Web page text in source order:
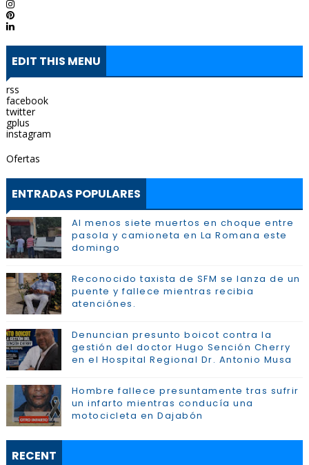
EDIT THIS MENU
rss
facebook
twitter
gplus
instagram
Ofertas
ENTRADAS POPULARES
Al menos siete muertos en choque entre
pasola y camioneta en La Romana este
domingo
Reconocido taxista de SFM se lanza de un
puente y fallece mientras recibia
atenciónes.
Denuncian presunto boicot contra la
gestión del doctor Hugo Sención Cherry
en el Hospital Regional Dr. Antonio Musa
Hombre fallece presuntamente tras sufrir
un infarto mientras conducía una
motocicleta en Dajabón
RECENT